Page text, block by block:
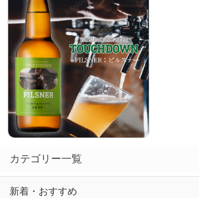
カテゴリー一覧
新着・おすすめ